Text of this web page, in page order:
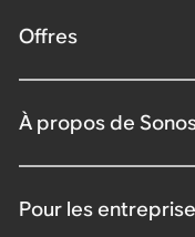
Offres
À propos de
Pour les